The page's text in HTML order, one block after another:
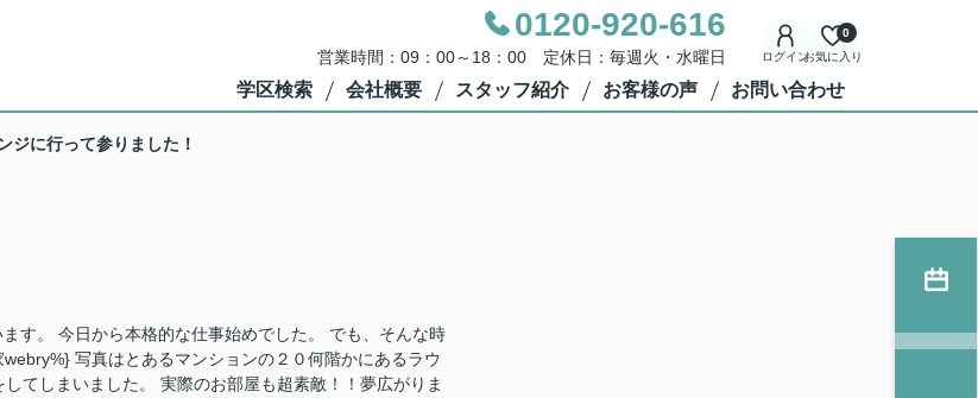
0120-920-616
営業時間：09：00～18：00 定休日：毎週火・水曜日 ログインお気に入り
0
学区検索 会社概要 スタッフ紹介 お客様の声 お問い合わせ
ジに行って参りました！
す。 今日から本格的な仕事始めでした。 でも、そんな時
写真はとあるマンションの２０何階かにあるラウ
てしまいました。 実際のお部屋も超素敵！！夢広がりま